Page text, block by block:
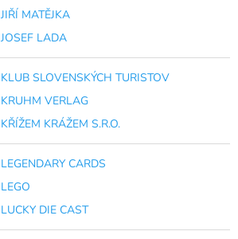
JIŘÍ MATĚJKA
JOSEF LADA
KLUB SLOVENSKÝCH TURISTOV
KRUHM VERLAG
KŘÍŽEM KRÁŽEM S.R.O.
LEGENDARY CARDS
LEGO
LUCKY DIE CAST